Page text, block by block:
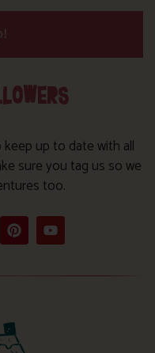
up to date with all
sure you tag us so we
too.